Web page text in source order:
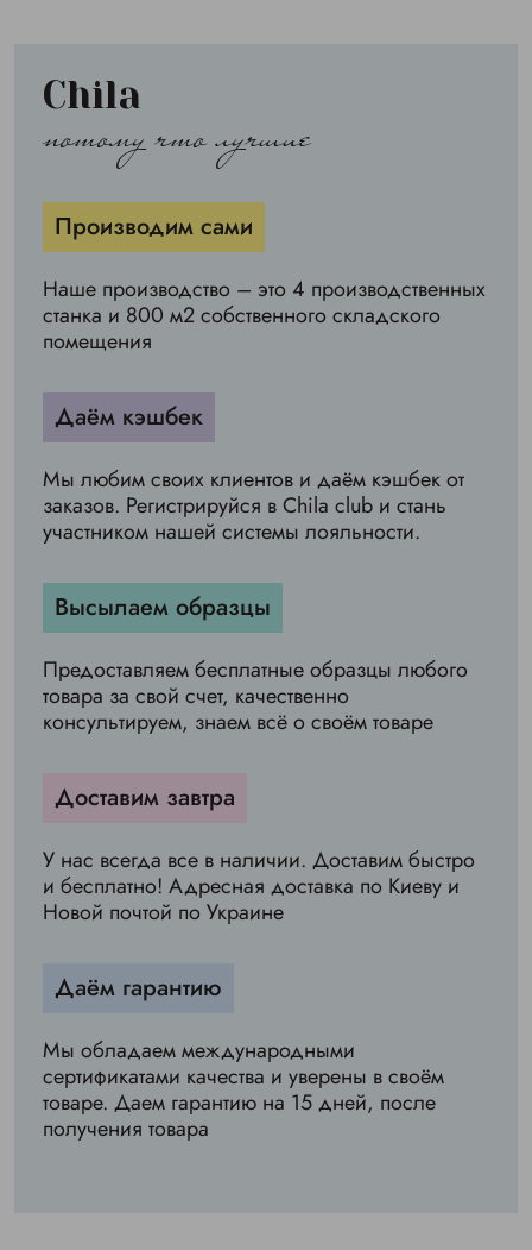
Chila
потому что лучшие
Производим сами
Наше производство – это 4 производственных
станка и 800 м2 собственного складского
помещения
Даём кэшбек
Мы любим своих клиентов и даём кэшбек от
заказов. Регистрируйся в Chila club и стань
участником нашей системы лояльности.
Высылаем образцы
Предоставляем бесплатные образцы любого
товара за свой счет, качественно
консультируем, знаем всё о своём товаре
Доставим завтра
У нас всегда все в наличии. Доставим быстро
и бесплатно! Адресная доставка по Киеву и
Новой почтой по Украине
Даём гарантию
Мы обладаем международными
сертификатами качества и уверены в своём
товаре. Даем гарантию на 15 дней, после
получения товара